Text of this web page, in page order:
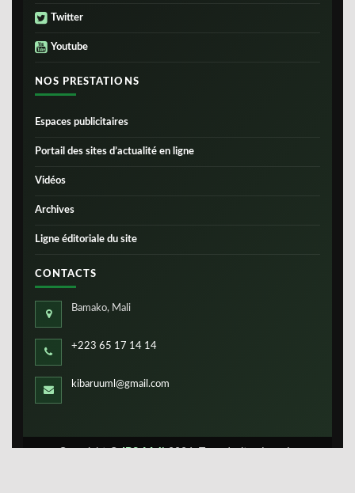
Twitter
Youtube
NOS PRESTATIONS
Espaces publicitaires
Portail des sites d’actualité en ligne
Vidéos
Archives
Ligne éditoriale du site
CONTACTS
Bamako, Mali
+223 65 17 14 14
kibaruuml@gmail.com